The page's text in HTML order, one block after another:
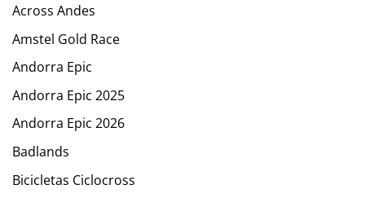
Across Andes
Amstel Gold Race
Andorra Epic
Andorra Epic 2025
Andorra Epic 2026
Badlands
Bicicletas Ciclocross